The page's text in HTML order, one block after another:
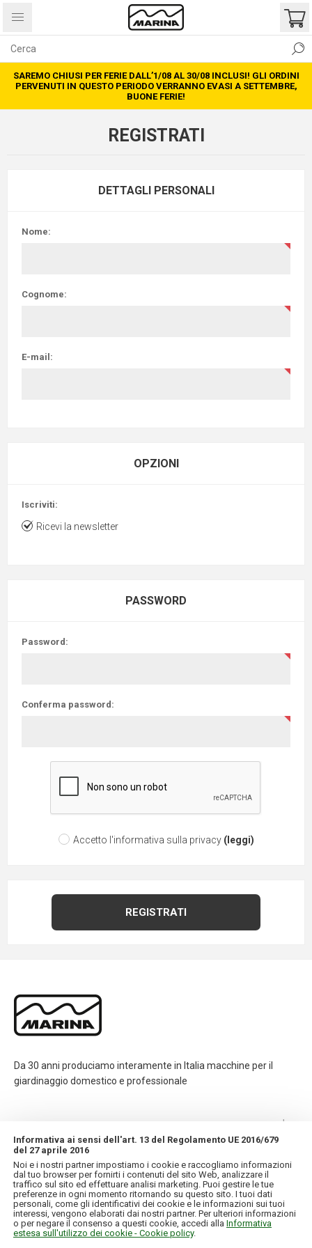
SAREMO CHIUSI PER FERIE DALL’1/08 AL 30/08 INCLUSI! GLI ORDINI
PERVENUTI IN QUESTO PERIODO VERRANNO EVASI A SETTEMBRE,
BUONE FERIE!
REGISTRATI
DETTAGLI PERSONALI
Nome:
Cognome:
E-mail:
OPZIONI
Iscriviti:
Ricevi la newsletter
PASSWORD
Password:
Conferma password:
Accetto l'informativa sulla privacy (leggi)
Da 30 anni produciamo interamente in Italia macchine per il
giardinaggio domestico e professionale
INFORMAZIONI
IL MIO ACCOUNT
Informativa ai sensi dell'art. 13 del Regolamento UE 2016/679
del 27 aprile 2016
Noi e i nostri partner impostiamo i cookie e raccogliamo informazioni
dal tuo browser per fornirti i contenuti del sito Web, analizzare il
traffico sul sito ed effettuare analisi marketing. Puoi gestire le tue
preferenze in ogni momento ritornando su questo sito. I tuoi dati
personali, come gli identificativi dei cookie e le informazioni sui tuoi
interessi, vengono elaborati dai nostri partner. Per ulteriori informazioni
o per negare il consenso a questi cookie, accedi alla Informativa
estesa sull'utilizzo dei cookie - Cookie policy.